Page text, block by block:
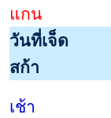
แกน
วันที่เจ็ด
สก้า
เช้า